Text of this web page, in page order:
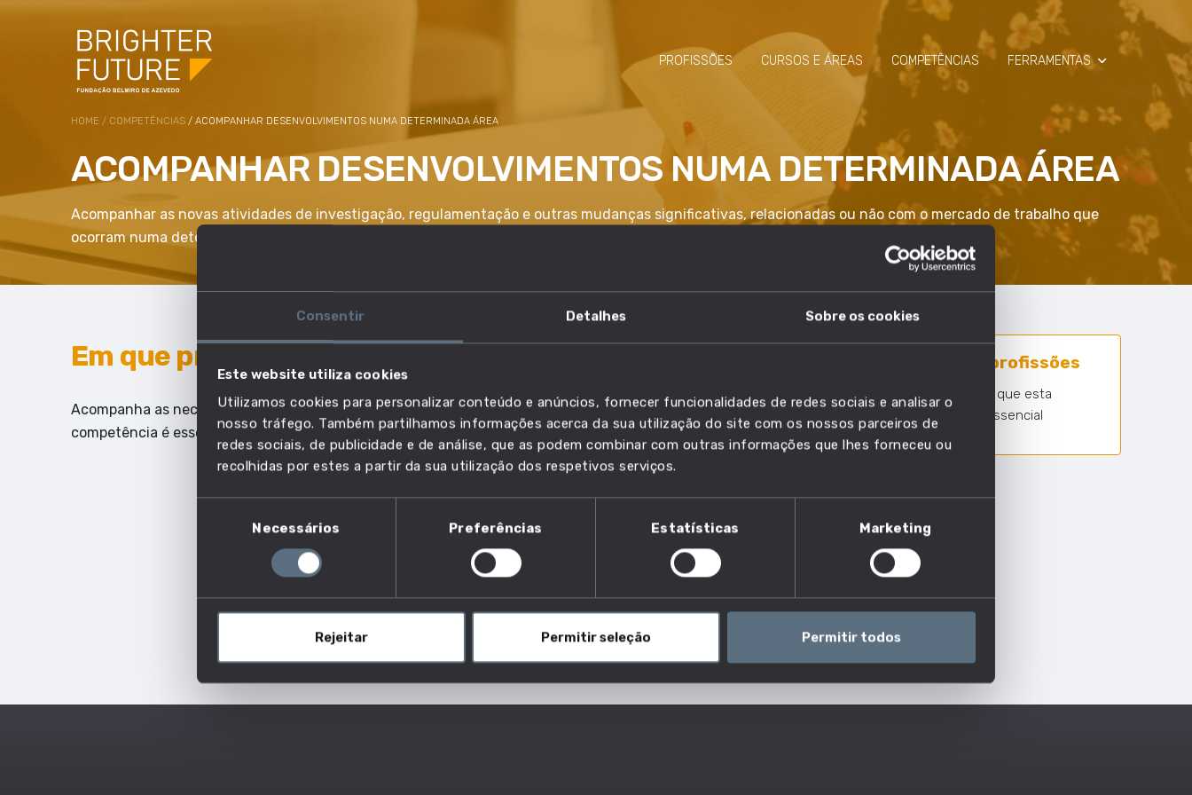
Consentir Detalhes Sobre os cookies
Este website utiliza cookies
Utilizamos cookies para personalizar conteúdo e anúncios, fornecer funcionalidades de redes sociais e analisar o
nosso tráfego. Também partilhamos informações acerca da sua utilização do site com os nossos parceiros de
redes sociais, de publicidade e de análise, que as podem combinar com outras informações que lhes forneceu ou
recolhidas por estes a partir da sua utilização dos respetivos serviços.
consentimento
Necessários Preferências Estatísticas Marketing
Rejeitar Permitir seleção Permitir todos
PROFISSÕES CURSOS E ÁREAS COMPETÊNCIAS FERRAMENTAS
SIMULADOR
RAIO-X
HOME / COMPETÊNCIAS / ACOMPANHAR DESENVOLVIMENTOS NUMA DETERMINADA ÁREA
ACOMPANHAR DESENVOLVIMENTOS NUMA DETERMINADA ÁREA
Acompanhar as novas atividades de investigação, regulamentação e outras mudanças significativas, relacionadas ou não com o mercado de trabalho que
ocorram numa determinada área.
Em que profissões esta competência é essencial?
Acompanha as necessidades do mercado de trabalho e descobre quais as profissões em que esta
competência é essencial.
21 em 1630 profissões
Nº profissões em que esta
competência é essencial